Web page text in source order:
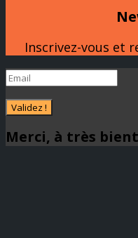
Inscrivez-vous et
Validez !
Merci, à très